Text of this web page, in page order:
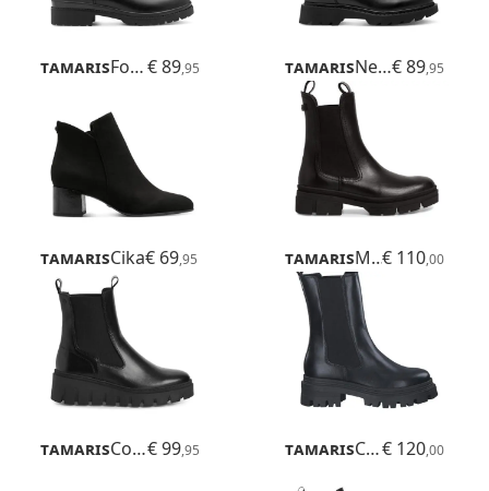
Tamaris Foteini€ 89,95 Tamaris Nelia€ 89,95
TamarisCika€ 69,95 Tamaris Mini€ 110,00
Tamaris Cobina€ 99,95 Tamaris Cayetana€ 120,00